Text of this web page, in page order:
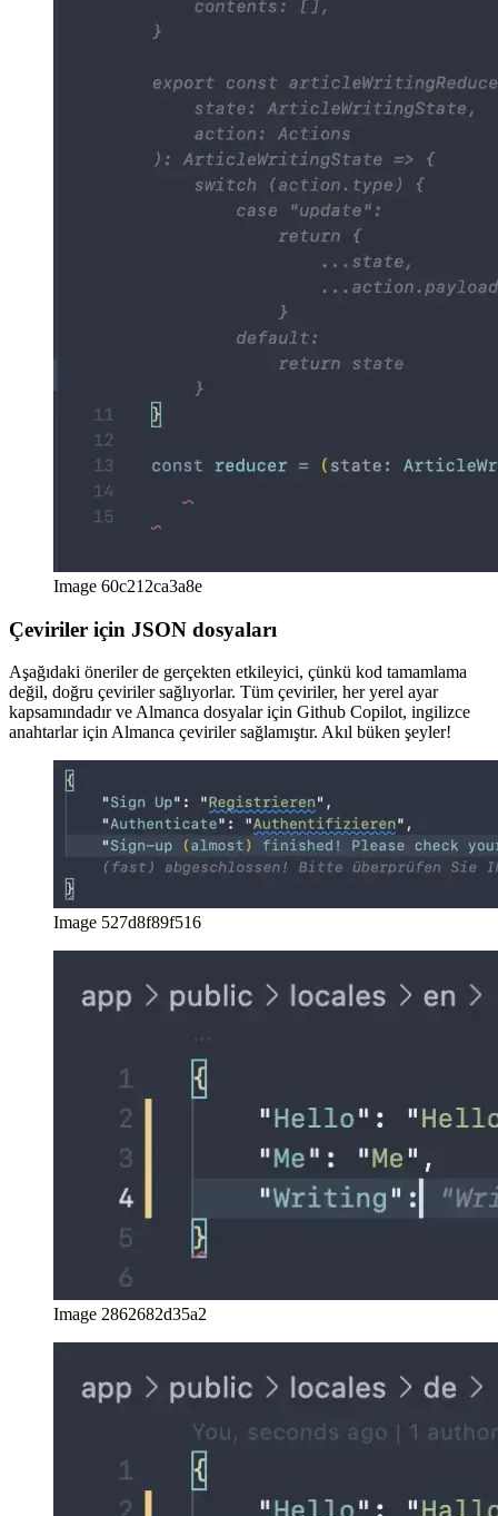
Image 60c212ca3a8e
Çeviriler için JSON dosyaları
Aşağıdaki öneriler de gerçekten etkileyici, çünkü kod tamamlama
değil, doğru çeviriler sağlıyorlar. Tüm çeviriler, her yerel ayar
kapsamındadır ve Almanca dosyalar için Github Copilot, ingilizce
anahtarlar için Almanca çeviriler sağlamıştır. Akıl büken şeyler!
Image 2862682d35a2